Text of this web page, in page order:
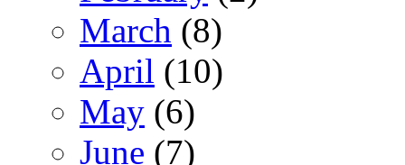
March (8)
April (10)
May (6)
June (7)